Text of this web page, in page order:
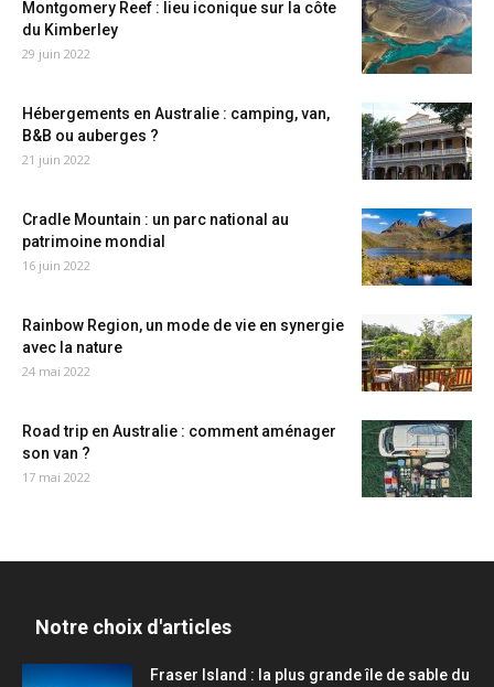
Montgomery Reef : lieu iconique sur la côte
du Kimberley
29 juin 2022
Hébergements en Australie : camping, van,
B&B ou auberges ?
21 juin 2022
Cradle Mountain : un parc national au
patrimoine mondial
16 juin 2022
Rainbow Region, un mode de vie en synergie
avec la nature
24 mai 2022
Road trip en Australie : comment aménager
son van ?
17 mai 2022
Notre choix d'articles
Fraser Island : la plus grande île de sable du